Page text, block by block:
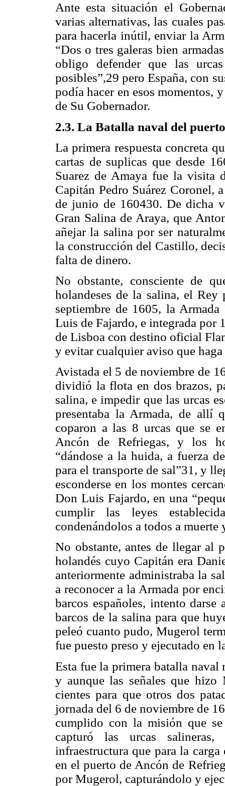
Ante esta situación el
varias alternativas, las cuales
para hacerla inútil, enviar la
“Dos o tres galeras bien
obligo defender que las
posibles”,29 pero España, con
podía hacer en esos momentos,
de Su Gobernador.
2.3. La Batalla naval del
La primera respuesta concreta
cartas de suplicas que desde
Suarez de Amaya fue la visita
Capitán Pedro Suárez Coronel,
de junio de 160430. De dicha
Gran Salina de Araya, que
añejar la salina por ser
la construcción del Castillo,
falta de dinero.
No obstante, consciente de
holandeses de la salina, el
septiembre de 1605, la
Luis de Fajardo, e integrada por
de Lisboa con destino oficial
y evitar cualquier aviso que haga
Avistada el 5 de noviembre de
dividió la flota en dos brazos,
salina, e impedir que las urcas
presentaba la Armada, de allí
coparon a las 8 urcas que se
Ancón de Refriegas, y los
“dándose a la huida, a fuerza
para el transporte de sal”31, y
esconderse en los montes
Don Luis Fajardo, en una
cumplir las leyes
condenándolos a todos a muerte
No obstante, antes de llegar al
holandés cuyo Capitán era
anteriormente administraba la
a reconocer a la Armada por
barcos españoles, intento
barcos de la salina para que
peleó cuanto pudo, Mugerol
fue puesto preso y ejecutado en
Esta fue la primera batalla naval
y aunque las señales que
cientes para que otros dos
jornada del 6 de noviembre de
cumplido con la misión que
capturó las urcas
infraestructura que para la
en el puerto de Ancón de
por Mugerol, capturándolo y